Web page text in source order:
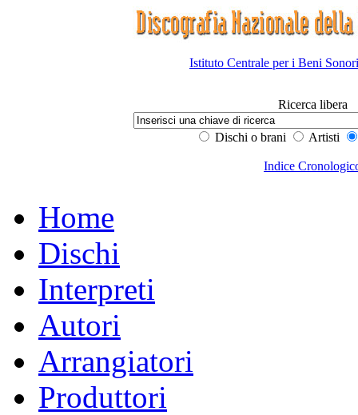
Istituto Centrale per i Beni
Ricerca libera
Dischi o brani Artisti
Indice
Home
Dischi
Interpreti
Autori
Arrangiatori
Produttori